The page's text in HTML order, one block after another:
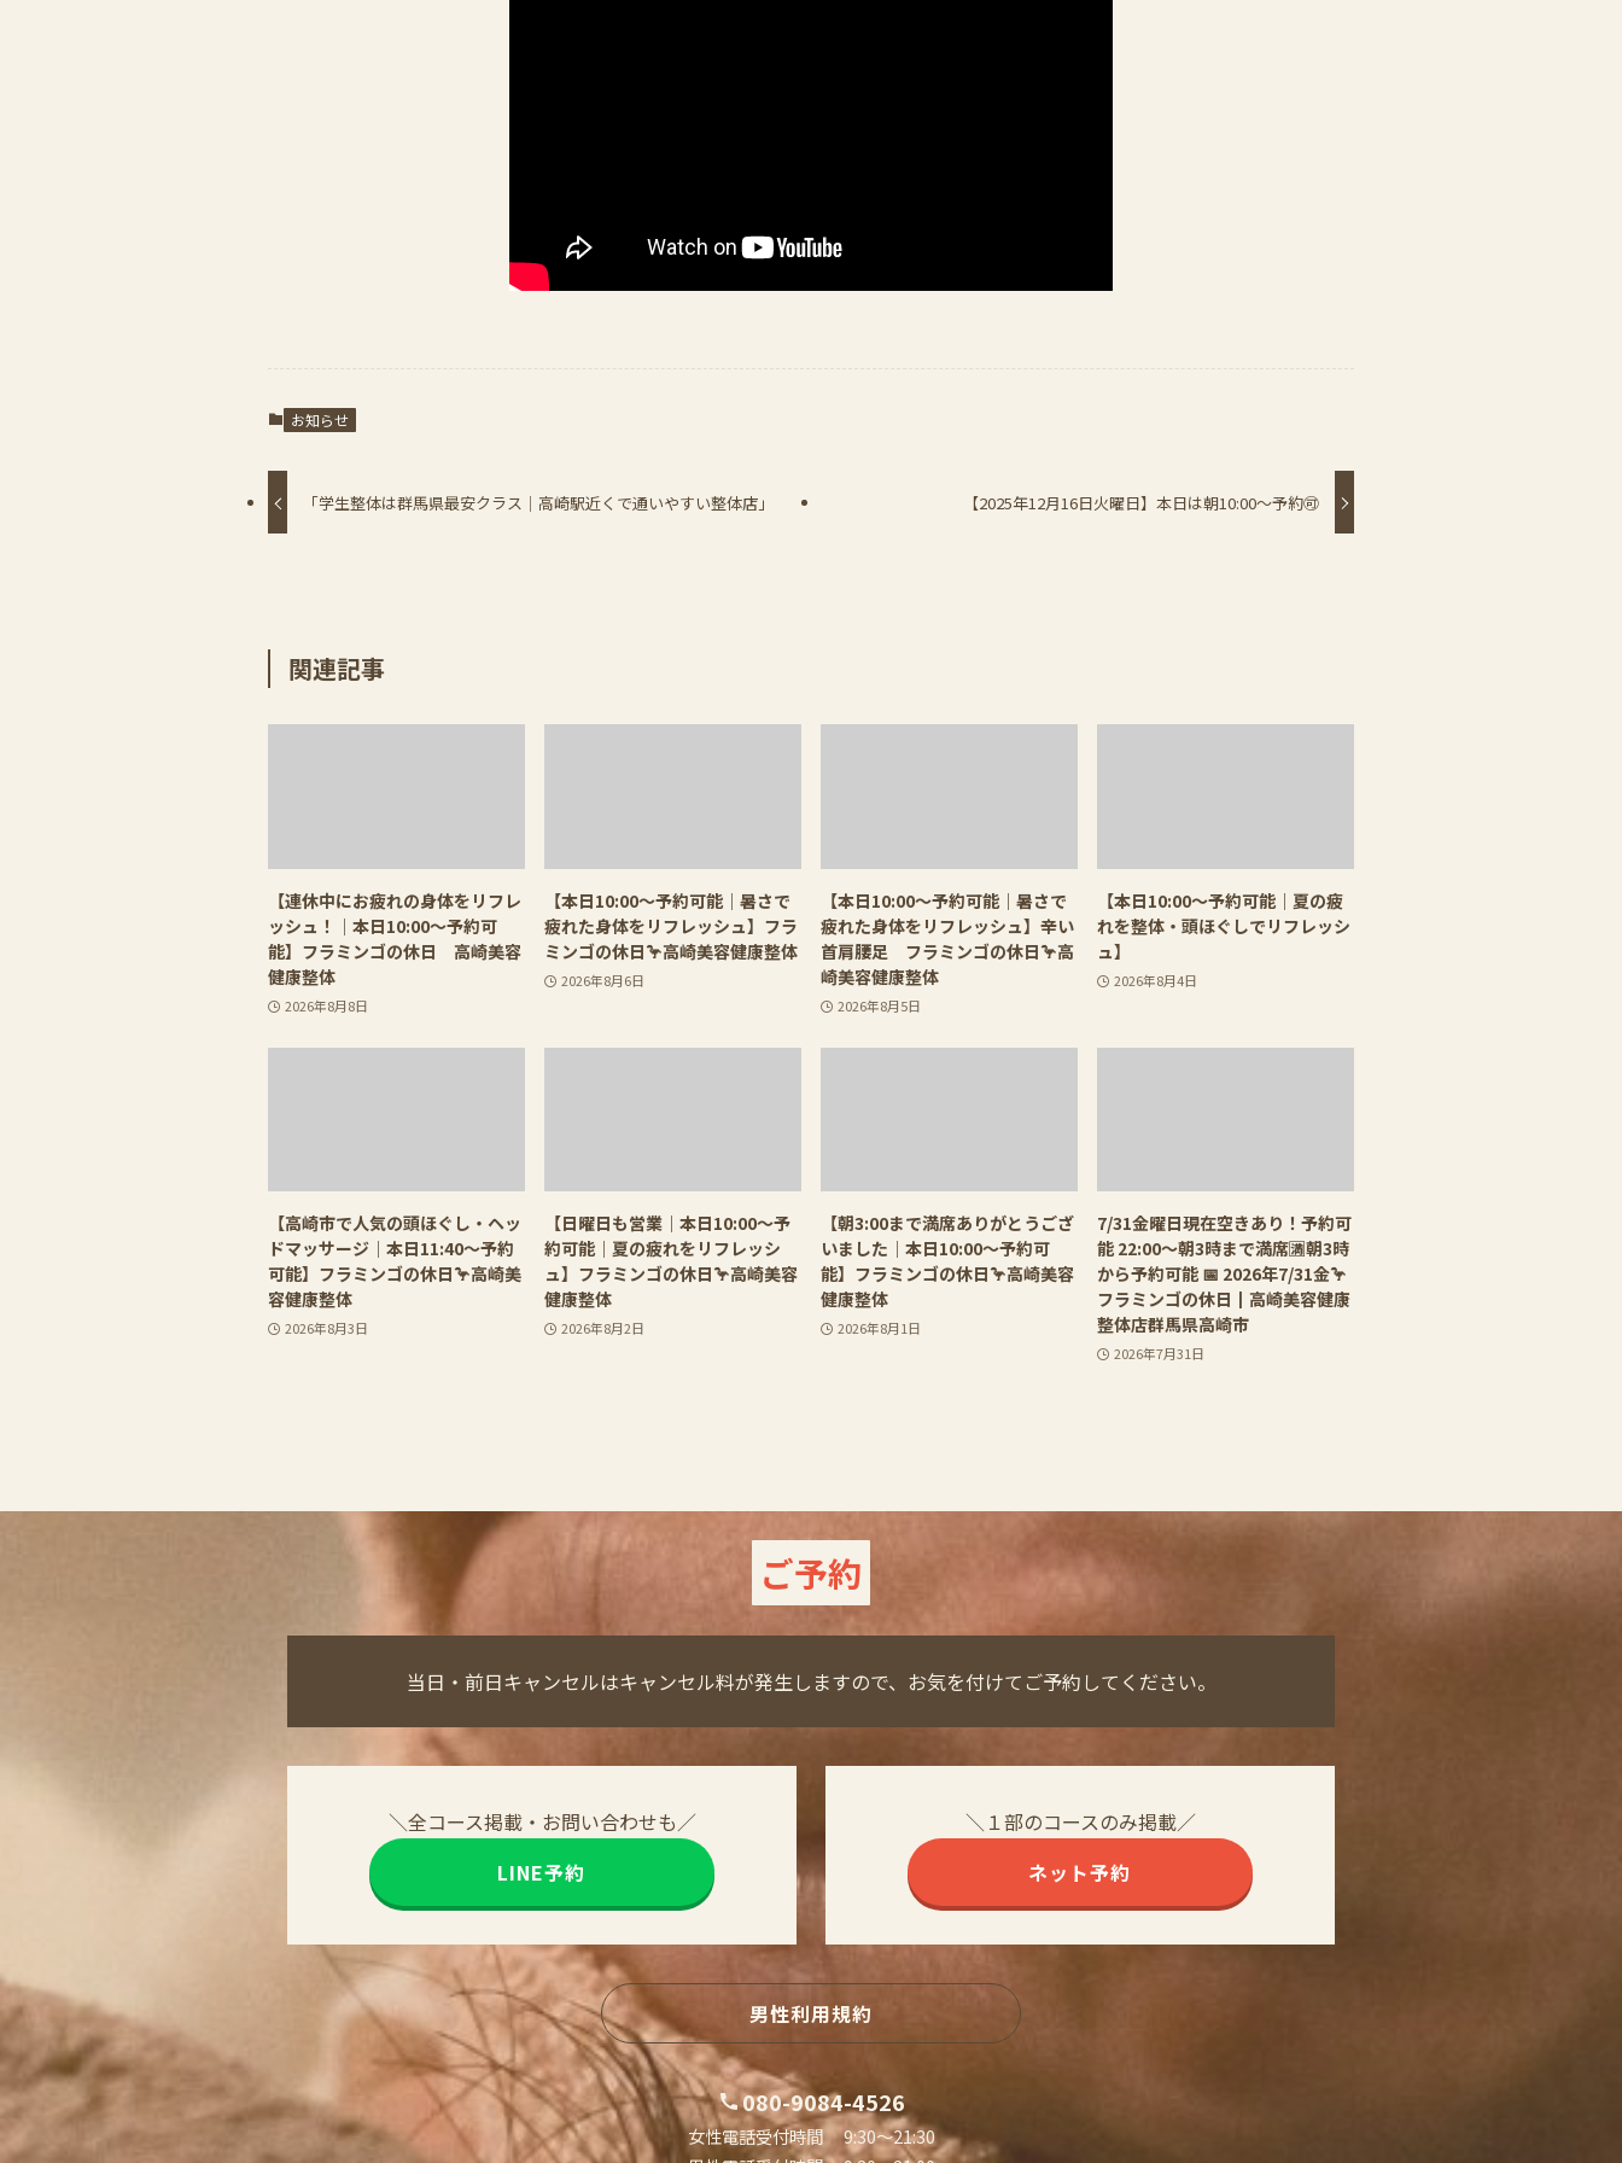
お知らせ
「学生整体は群馬県最安クラス｜高崎駅近くで通いやすい整体店」 【2025年12月16日火曜日】本日は朝10:00〜予約🉑
関連記事
【連休中にお疲れの身体をリフレ
ッシュ！｜本日10:00〜予約可
能】フラミンゴの休日 高崎美容
健康整体
2026年8月8日
【本日10:00〜予約可能｜暑さで
疲れた身体をリフレッシュ】フラ
ミンゴの休日🦩高崎美容健康整体
2026年8月6日
【本日10:00〜予約可能｜暑さで
疲れた身体をリフレッシュ】辛い
首肩腰足 フラミンゴの休日🦩高
崎美容健康整体
2026年8月5日
【本日10:00〜予約可能｜夏の疲
れを整体・頭ほぐしでリフレッシ
ュ】
2026年8月4日
【高崎市で人気の頭ほぐし・ヘッ
ドマッサージ｜本日11:40〜予約
可能】フラミンゴの休日🦩高崎美
容健康整体
2026年8月3日
【日曜日も営業｜本日10:00〜予
約可能｜夏の疲れをリフレッシ
ュ】フラミンゴの休日🦩高崎美容
健康整体
2026年8月2日
【朝3:00まで満席ありがとうござ
いました｜本日10:00〜予約可
能】フラミンゴの休日🦩高崎美容
健康整体
2026年8月1日
7/31金曜日現在空きあり！予約可
能 22:00〜朝3時まで満席🈵朝3時
から予約可能 📅 2026年7/31金🦩
フラミンゴの休日┃高崎美容健康
整体店群馬県高崎市
2026年7月31日
ご予約
当日・前日キャンセルはキャンセル料が発生しますので、お気を付けてご予約してください。
＼全コース掲載・お問い合わせも／
LINE予約
＼１部のコースのみ掲載／
ネット予約
男性利用規約
080-9084-4526
女性電話受付時間 9:30〜21:30